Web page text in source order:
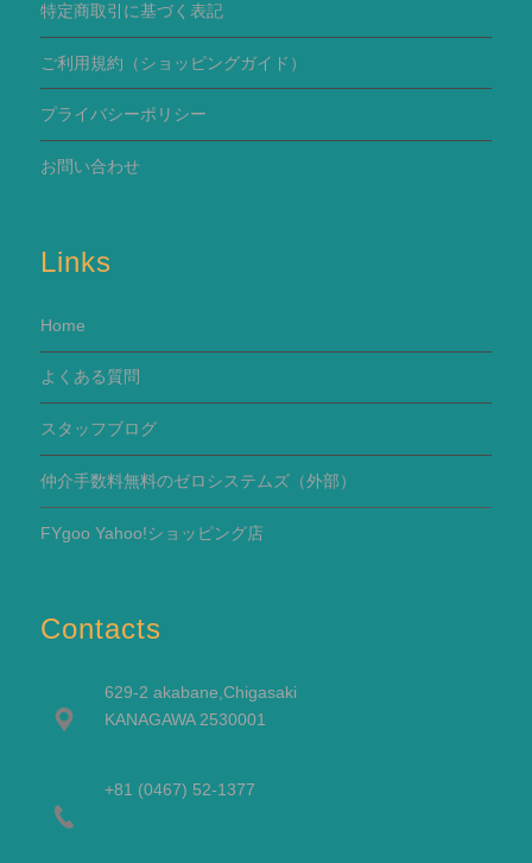
特定商取引に基づく表記
ご利用規約 （ショッピングガイド）
プライバシーポリシー
お問い合わせ
Links
Home
よくある質問
スタッフブログ
仲介手数料無料のゼロシステムズ（外部）
FYgoo Yahoo!ショッピング店
Contacts
629-2 akabane,Chigasaki
KANAGAWA 2530001
+81 (0467) 52-1377